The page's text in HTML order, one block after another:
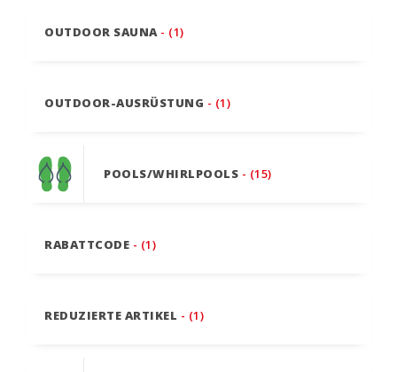
OUTDOOR SAUNA - (1)
OUTDOOR-AUSRÜSTUNG - (1)
POOLS/WHIRLPOOLS - (15)
RABATTCODE - (1)
REDUZIERTE ARTIKEL - (1)